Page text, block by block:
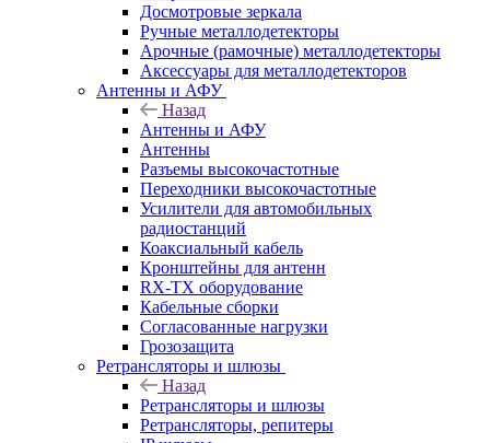
Досмотровые зеркала
Ручные металлодетекторы
Арочные (рамочные) металлодетекторы
Аксессуары для металлодетекторов
Антенны и АФУ
Назад
Антенны и АФУ
Антенны
Разъемы высокочастотные
Переходники высокочастотные
Усилители для автомобильных
радиостанций
Коаксиальный кабель
Кронштейны для антенн
RX-TX оборудование
Кабельные сборки
Согласованные нагрузки
Грозозащита
Ретрансляторы и шлюзы
Назад
Ретрансляторы и шлюзы
Ретрансляторы, репитеры